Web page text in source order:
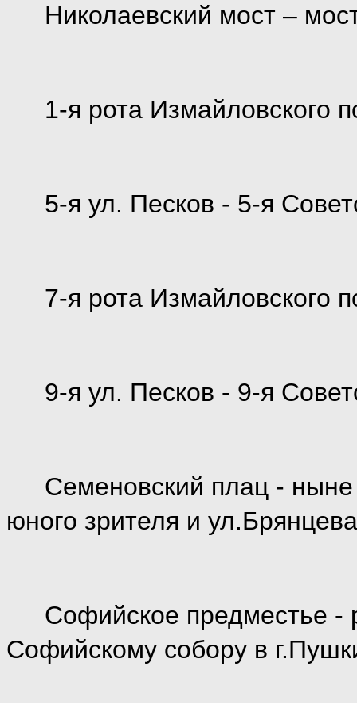
Николаевский мост –
1-я рота Измайловского
5-я ул. Песков - 5-я
7-я рота Измайловского
9-я ул. Песков - 9-я
Семеновский плац -
юного зрителя и ул.Брянцева
Софийское предместье -
Софийскому собору в